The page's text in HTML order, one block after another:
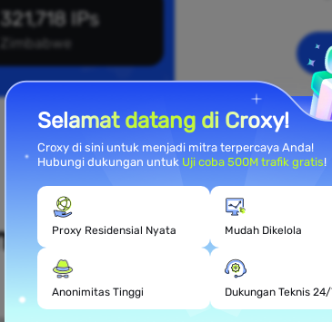
321,718 IPs
Zimbabwe
Selamat datang di Croxy!
Croxy di sini untuk menjadi mitra terpercaya Anda!
Hubungi dukungan untuk Uji coba 500M trafik gratis!
Proxy Residensial Nyata Mudah Dikelola
Anonimitas Tinggi Dukungan Teknis 24/